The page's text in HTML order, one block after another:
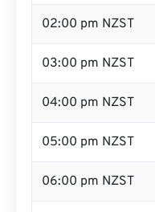
02:00 pm NZST
03:00 pm NZST
04:00 pm NZST
05:00 pm NZST
06:00 pm NZST